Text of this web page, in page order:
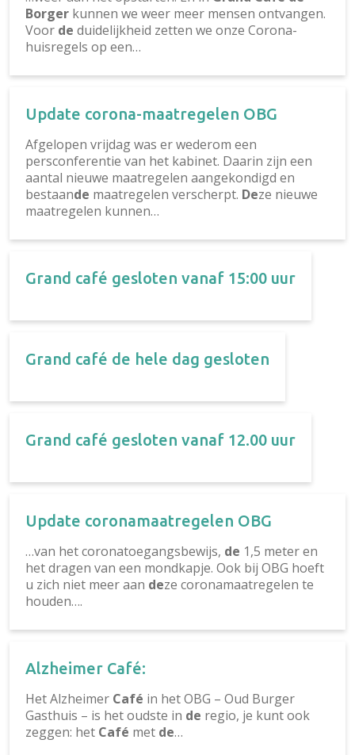
Borger kunnen we weer meer mensen ontvangen.
Voor de duidelijkheid zetten we onze Corona-
huisregels op een…
Update corona-maatregelen OBG
Afgelopen vrijdag was er wederom een
persconferentie van het kabinet. Daarin zijn een
aantal nieuwe maatregelen aangekondigd en
bestaande maatregelen verscherpt. Deze nieuwe
maatregelen kunnen…
Grand café gesloten vanaf 15:00 uur
Grand café de hele dag gesloten
Grand café gesloten vanaf 12.00 uur
Update coronamaatregelen OBG
…van het coronatoegangsbewijs, de 1,5 meter en
het dragen van een mondkapje. Ook bij OBG hoeft
u zich niet meer aan deze coronamaatregelen te
houden….
Alzheimer Café:
Het Alzheimer Café in het OBG – Oud Burger
Gasthuis – is het oudste in de regio, je kunt ook
zeggen: het Café met de…